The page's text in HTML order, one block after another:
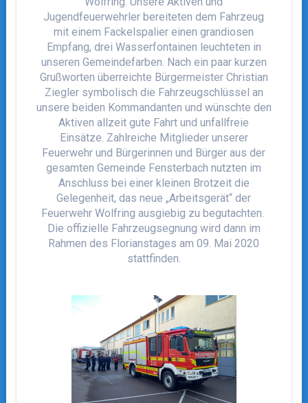
Jugendfeuerwehrler bereiteten dem Fahrzeug
mit einem Fackelspalier einen grandiosen
Empfang, drei Wasserfontainen leuchteten in
unseren Gemeindefarben. Nach ein paar kurzen
Grußworten überreichte Bürgermeister Christian
Ziegler symbolisch die Fahrzeugschlüssel an
unsere beiden Kommandanten und wünschte den
Aktiven allzeit gute Fahrt und unfallfreie
Einsätze. Zahlreiche Mitglieder unserer
Feuerwehr und Bürgerinnen und Bürger aus der
gesamten Gemeinde Fensterbach nutzten im
Anschluss bei einer kleinen Brotzeit die
Gelegenheit, das neue „Arbeitsgerät“ der
Feuerwehr Wolfring ausgiebig zu begutachten.
Die offizielle Fahrzeugsegnung wird dann im
Rahmen des Florianstages am 09. Mai 2020
stattfinden.